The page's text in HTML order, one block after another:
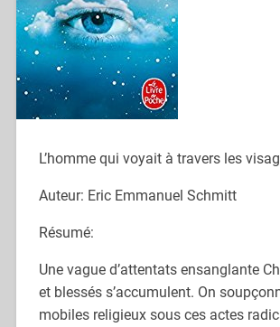
L’homme qui voyait à travers les
Auteur: Eric Emmanuel Schmitt
Résumé:
Une vague d’attentats ensanglante
et blessés s’accumulent. On
mobiles religieux sous ces actes